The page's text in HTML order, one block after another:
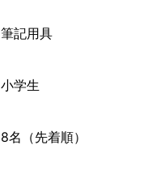
筆記用具
小学生
8名（先着順）